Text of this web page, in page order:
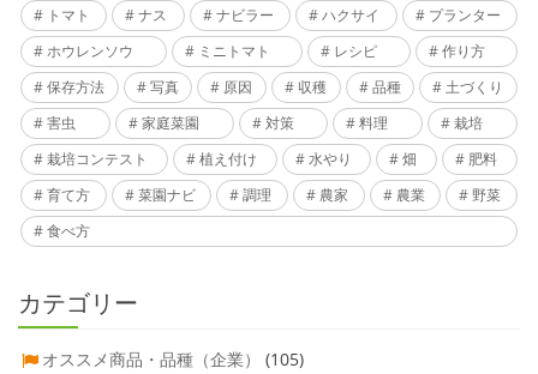
トマト
ナス ナビラー ハクサイ
プランター
ホウレンソウ
ミニトマト レシピ
作り方
保存方法
写真 原因 収穫 品種
土づくり
害虫
家庭菜園 対策 料理
栽培
栽培コンテスト
植え付け 水やり 畑
肥料
育て方
菜園ナビ 調理 農家 農業
野菜
食べ方
カテゴリー
オススメ商品・品種（企業）
(105)